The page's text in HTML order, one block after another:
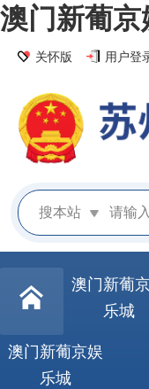
澳门新葡京
关怀版 用户登
搜本站
澳门新葡
乐城
澳门新葡京娱
乐城